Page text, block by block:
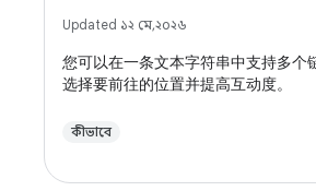
Updated ১২ মে, ২০২৬
您可以在一条文本字符串中支持多个
选择要前往的位置并提高互动度。
কীভাবে